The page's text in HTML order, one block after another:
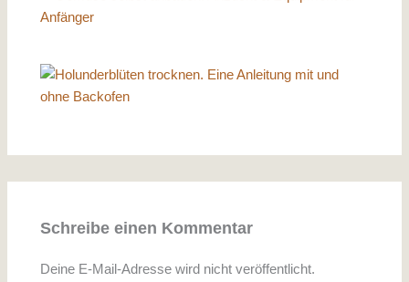
Schreibe einen Kommentar
Deine E-Mail-Adresse wird nicht veröffentlicht.